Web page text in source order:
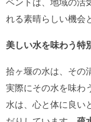
れる素晴らしい機会
美しい水を味わう特
拾ヶ堰の水は、その
実際にその水を味わ
水は、心と体に良い